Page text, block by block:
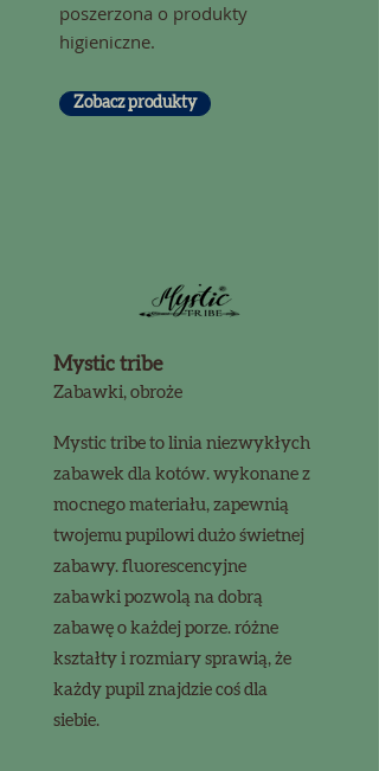
poszerzona o produkty
higieniczne.
Zobacz produkty
Mystic tribe
Zabawki, obroże
Mystic tribe to linia niezwykłych
zabawek dla kotów. wykonane z
mocnego materiału, zapewnią
twojemu pupilowi dużo świetnej
zabawy. fluorescencyjne
zabawki pozwolą na dobrą
zabawę o każdej porze. różne
kształty i rozmiary sprawią, że
każdy pupil znajdzie coś dla
siebie.